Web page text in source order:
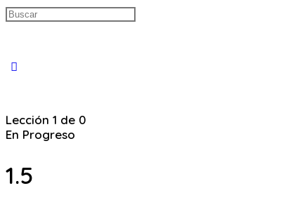
Buscar:
Lección 1 de 0
En Progreso
1.5